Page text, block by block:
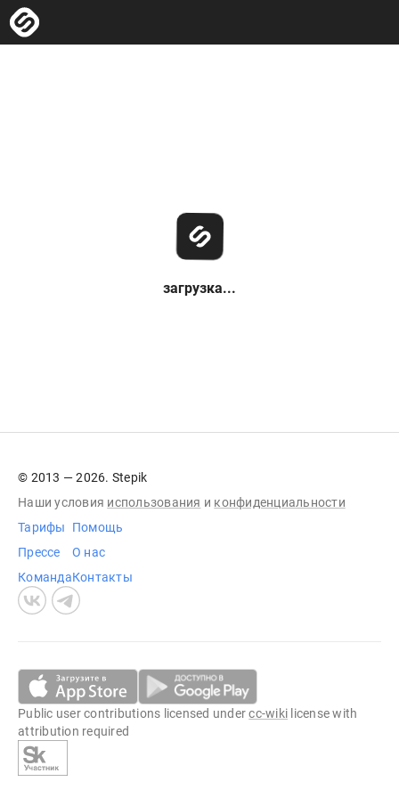
загрузка...
© 2013 — 2026. Stepik
Наши условия использования и конфиденциальности
Тарифы
Прессе
Команда
Помощь
О нас
Контакты
Public user contributions licensed undercc-wiki license with
attribution required